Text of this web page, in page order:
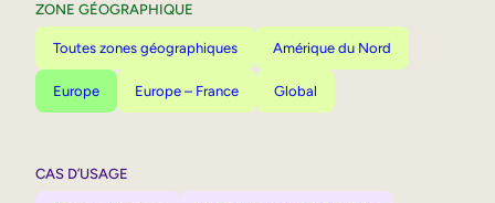
ZONE GÉOGRAPHIQUE
Toutes zones géographiques Amérique du Nord
Europe Europe – France Global
CAS D’USAGE